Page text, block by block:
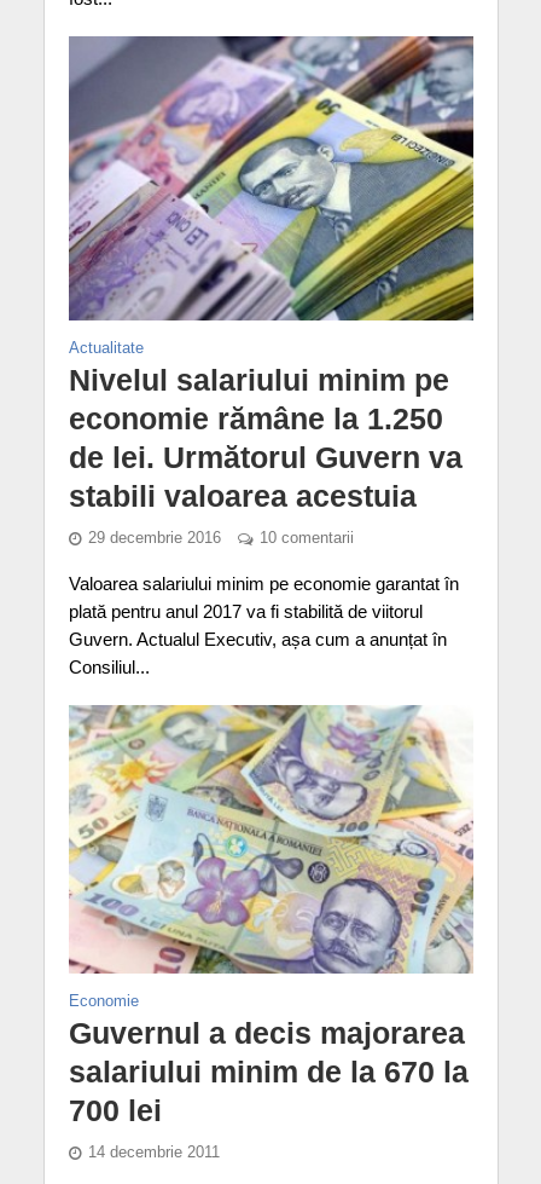
Actualitate
Nivelul salariului minim pe
economie rămâne la 1.250
de lei. Următorul Guvern va
stabili valoarea acestuia
29 decembrie 2016 10 comentarii
Valoarea salariului minim pe economie garantat în
plată pentru anul 2017 va fi stabilită de viitorul
Guvern. Actualul Executiv, așa cum a anunțat în
Consiliul...
Economie
Guvernul a decis majorarea
salariului minim de la 670 la
700 lei
14 decembrie 2011